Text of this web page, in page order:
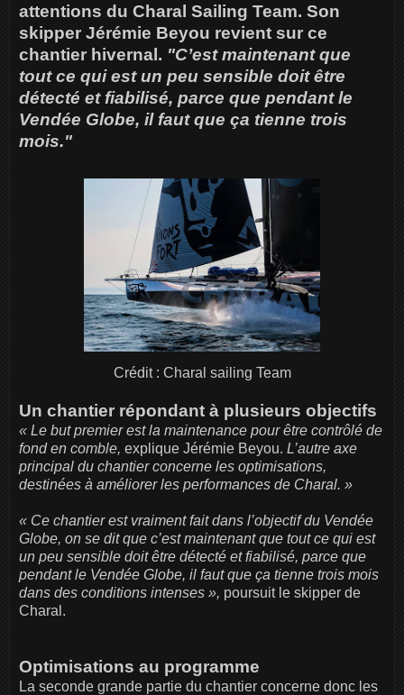
attentions du Charal Sailing Team. Son
skipper Jérémie Beyou revient sur ce
chantier hivernal. "C’est maintenant que
tout ce qui est un peu sensible doit être
détecté et fiabilisé, parce que pendant le
Vendée Globe, il faut que ça tienne trois
mois."
Crédit : Charal sailing Team
Un chantier répondant à plusieurs objectifs
« Le but premier est la maintenance pour être contrôlé de
fond en comble, explique Jérémie Beyou. L’autre axe
principal du chantier concerne les optimisations,
destinées à améliorer les performances de Charal. »
« Ce chantier est vraiment fait dans l’objectif du Vendée
Globe, on se dit que c’est maintenant que tout ce qui est
un peu sensible doit être détecté et fiabilisé, parce que
pendant le Vendée Globe, il faut que ça tienne trois mois
dans des conditions intenses », poursuit le skipper de
Charal.
Optimisations au programme
La seconde grande partie du chantier concerne donc les